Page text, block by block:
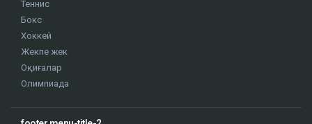
Теннис
Бокс
Хоккей
Жекпе жек
Оқиғалар
Олимпиада